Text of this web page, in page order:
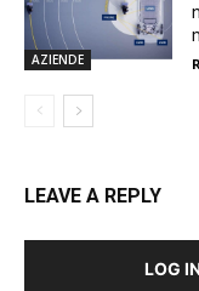
AZIENDE
LEAVE A REPLY
LOG